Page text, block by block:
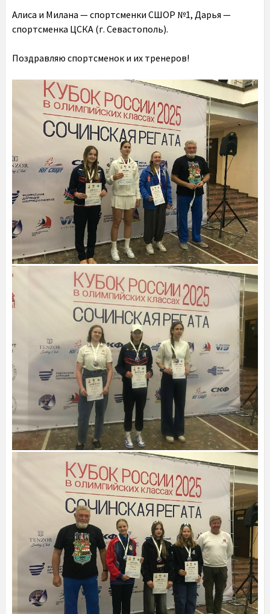
Алиса и Милана — спортсменки СШОР №1, Дарья —
спортсменка ЦСКА (г. Севастополь).
Поздравляю спортсменок и их тренеров!